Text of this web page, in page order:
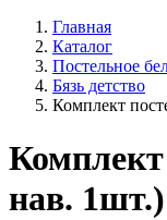
Главная
Каталог
Постельное
Бязь детство
Комплект
Комплект
нав. 1шт.)